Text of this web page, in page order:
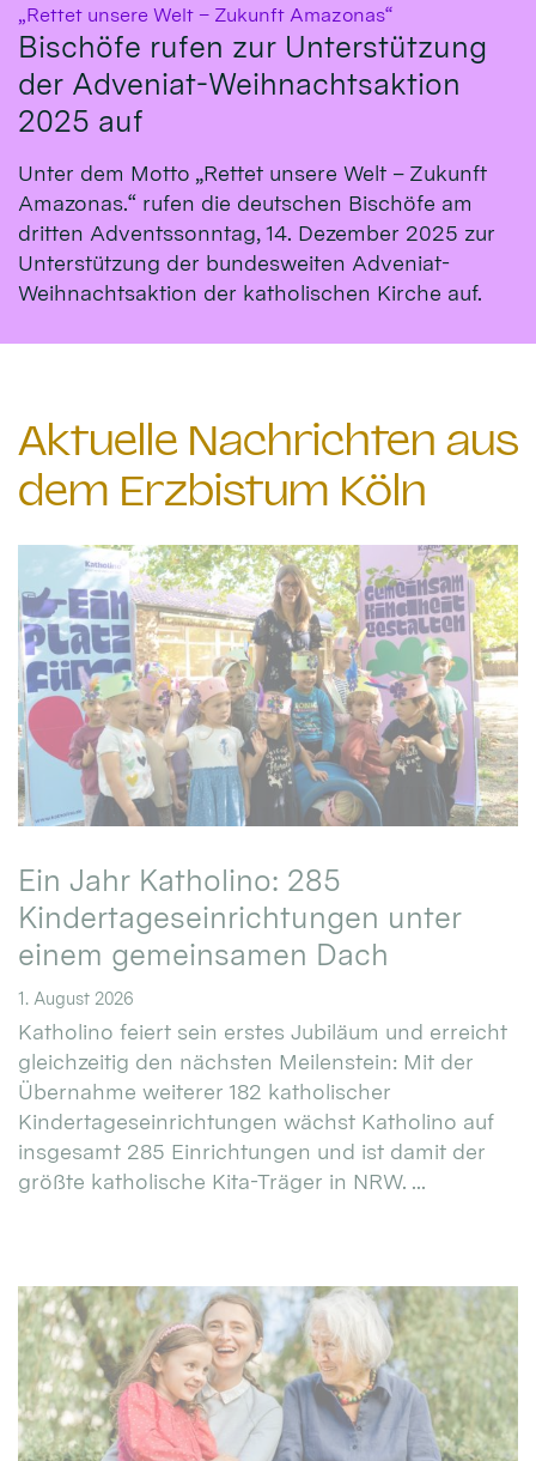
„Rettet unsere Welt – Zukunft Amazonas“
Bischöfe rufen zur Unterstützung
der Adveniat-Weihnachtsaktion
2025 auf
Unter dem Motto „Rettet unsere Welt – Zukunft
Amazonas.“ rufen die deutschen Bischöfe am
dritten Adventssonntag, 14. Dezember 2025 zur
Unterstützung der bundesweiten Adveniat-
Weihnachtsaktion der katholischen Kirche auf.
Aktuelle Nachrichten aus
dem Erzbistum Köln
Ein Jahr Katholino: 285
Kindertageseinrichtungen unter
einem gemeinsamen Dach
1. August 2026
Katholino feiert sein erstes Jubiläum und erreicht
gleichzeitig den nächsten Meilenstein: Mit der
Übernahme weiterer 182 katholischer
Kindertageseinrichtungen wächst Katholino auf
insgesamt 285 Einrichtungen und ist damit der
größte katholische Kita-Träger in NRW. ...